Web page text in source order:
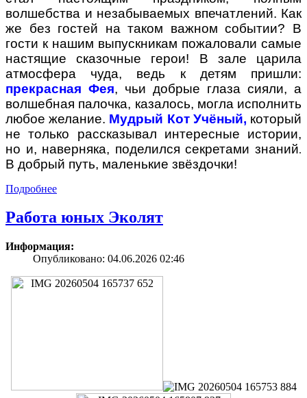
волшебства и незабываемых впечатлений. Как
же без гостей на таком важном событии? В
гости к нашим выпускникам пожаловали самые
настящие сказочные герои! В зале царила
атмосфера чуда, ведь к детям пришли:
прекрасная Фея, чьи добрые глаза сияли, а
волшебная палочка, казалось, могла исполнить
любое желание. Мудрый Кот Учёный, который
не только рассказывал интересные истории,
но и, наверняка, поделился секретами знаний.
В добрый путь, маленькие звёздочки!
Подробнее
Работа юных Эколят
Информация:
Опубликовано: 04.06.2026 02:46